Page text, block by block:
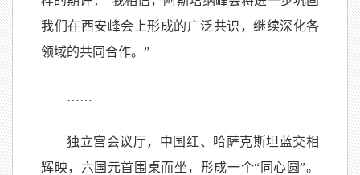
我们在西安峰会上形成的广泛共识，继续深化各
领域的共同合作。”
……
独立宫会议厅，中国红、哈萨克斯坦蓝交相
辉映，六国元首围桌而坐，形成一个“同心圆”。